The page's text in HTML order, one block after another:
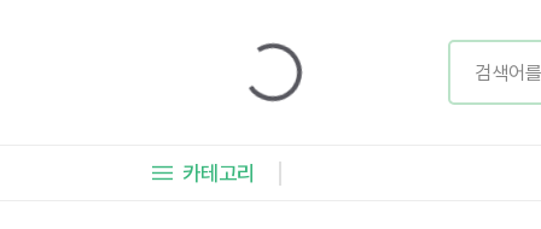
카테고리